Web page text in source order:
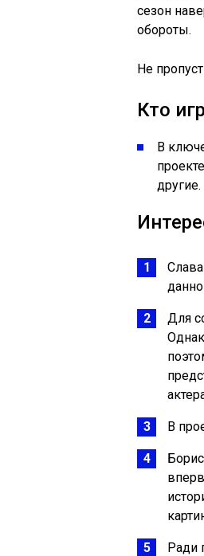
сезон
обороты.
Не
Кто
В
другие.
Для
В
Ради